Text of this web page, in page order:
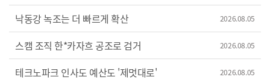
낙동강 녹조는 더 빠르게 확산 2026.08.05
스캠 조직 한*카자흐 공조로 검거 2026.08.05
테크노파크 인사도 예산도 '제멋대로' 2026.08.05